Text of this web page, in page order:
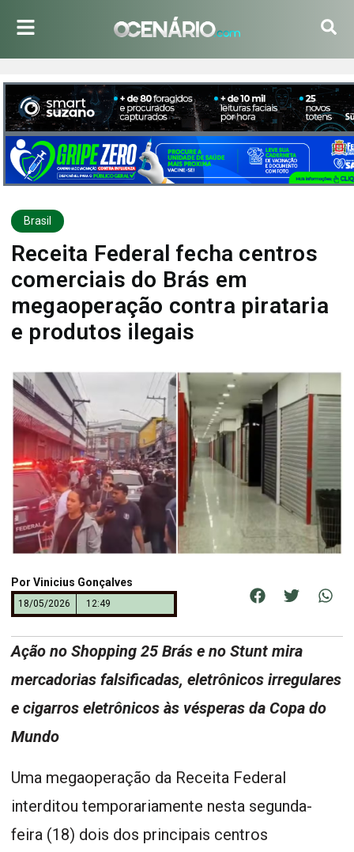
Brasil
Receita Federal fecha centros
comerciais do Brás em
megaoperação contra pirataria
e produtos ilegais
Por Vinicius Gonçalves
18/05/2026 12:49
Ação no Shopping 25 Brás e no Stunt mira
mercadorias falsificadas, eletrônicos irregulares
e cigarros eletrônicos às vésperas da Copa do
Mundo
Uma megaoperação da Receita Federal
interditou temporariamente nesta segunda-
feira (18) dois dos principais centros